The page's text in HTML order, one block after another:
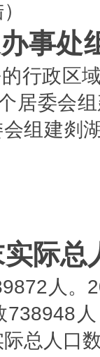
办事处
行政区
居委会
组建剡
际总
人。
738948
总人口